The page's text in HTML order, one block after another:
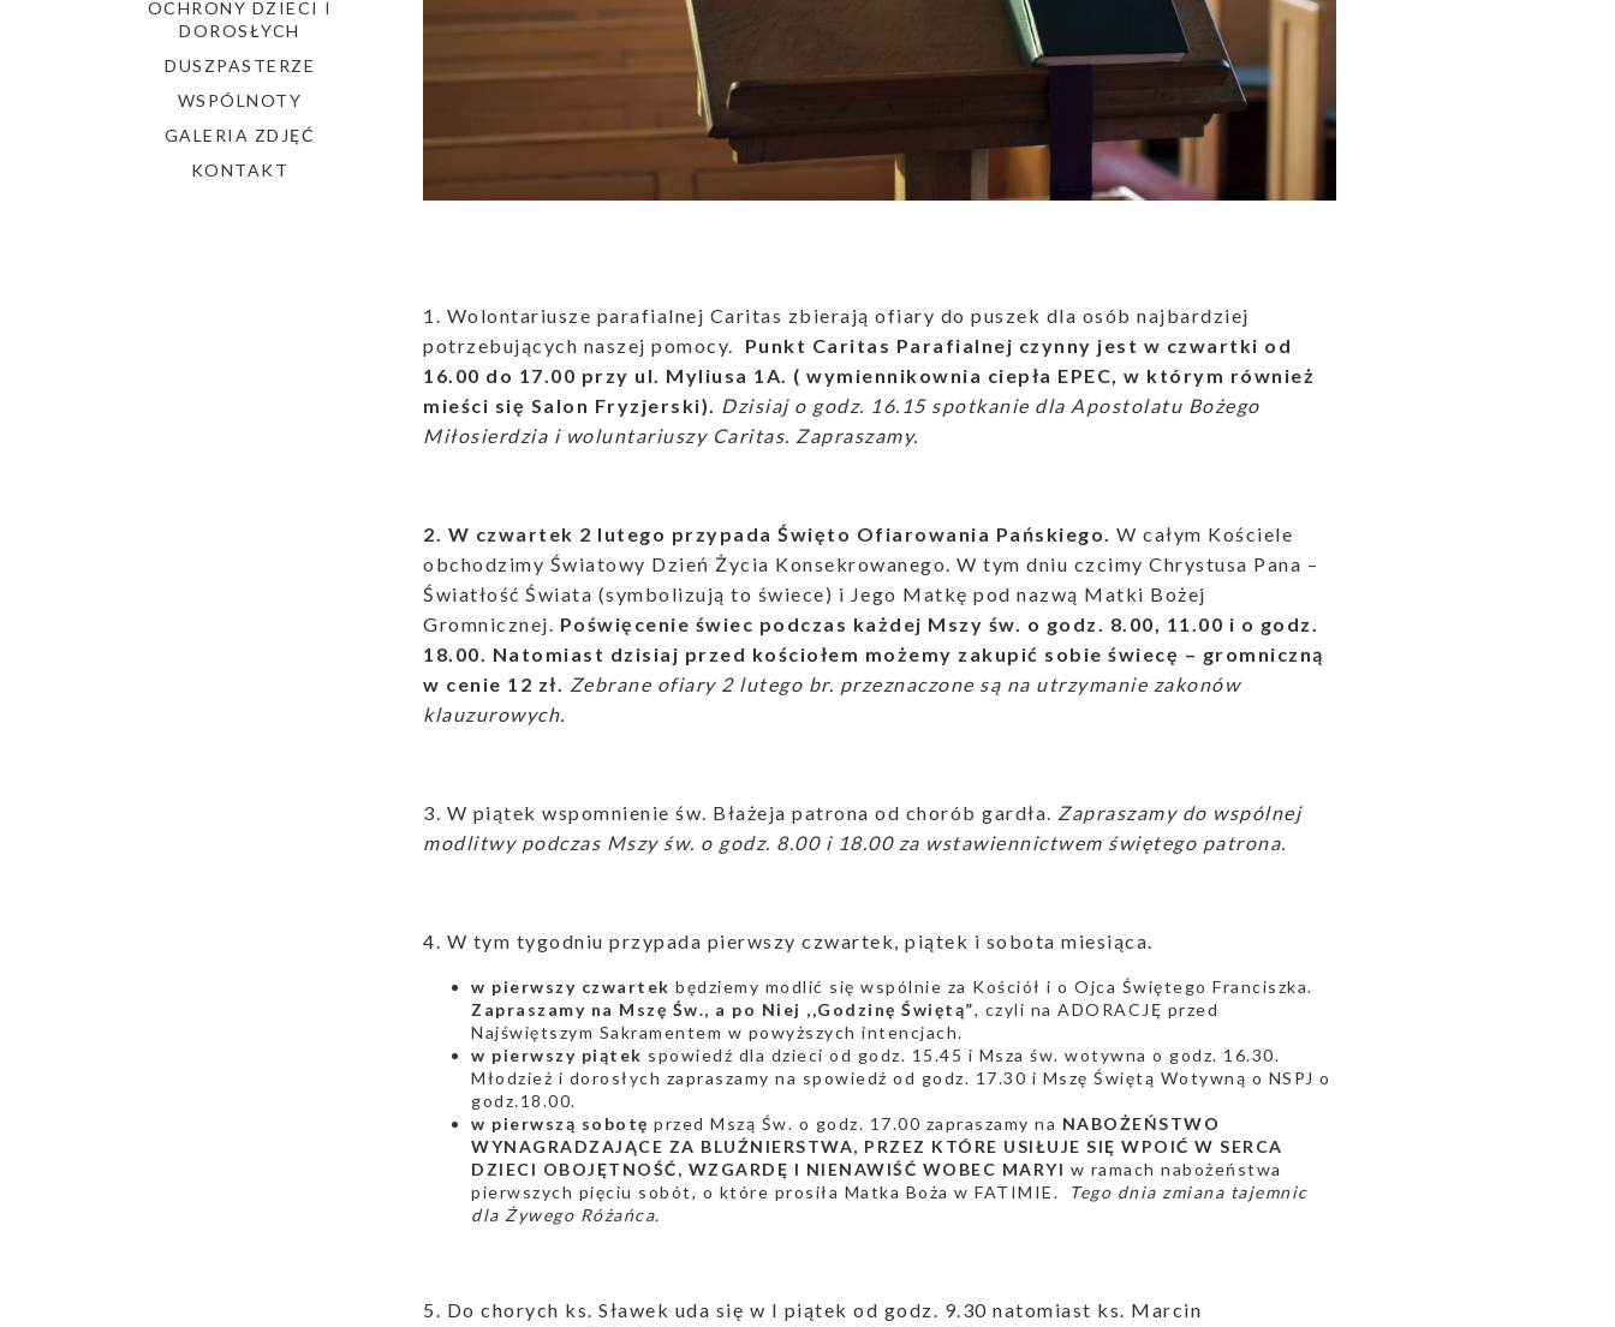
OCHRONY DZIECI I
DOROSŁYCH
DUSZPASTERZE
WSPÓLNOTY
GALERIA ZDJĘĆ
KONTAKT
1. Wolontariusze parafialnej Caritas zbierają ofiary do puszek dla osób najbardziej
potrzebujących naszej pomocy.
Punkt Caritas Parafialnej czynny jest w czwartki od
16.00 do 17.00 przy ul. Myliusa 1A. ( wymiennikownia ciepła EPEC, w którym również
mieści się Salon Fryzjerski). Dzisiaj o godz. 16.15 spotkanie dla Apostolatu Bożego
Miłosierdzia i woluntariuszy Caritas. Zapraszamy.
2. W czwartek 2 lutego przypada Święto Ofiarowania Pańskiego. W całym Kościele
obchodzimy Światowy Dzień Życia Konsekrowanego. W tym dniu czcimy Chrystusa Pana –
Światłość Świata (symbolizują to świece) i Jego Matkę pod nazwą Matki Bożej
Gromnicznej. Poświęcenie świec podczas każdej Mszy św. o godz. 8.00, 11.00 i o godz.
18.00. Natomiast dzisiaj przed kościołem możemy zakupić sobie świecę – gromniczną
w cenie 12 zł. Zebrane ofiary 2 lutego br. przeznaczone są na utrzymanie zakonów
klauzurowych.
3. W piątek wspomnienie św. Błażeja patrona od chorób gardła. Zapraszamy do wspólnej
modlitwy podczas Mszy św. o godz. 8.00 i 18.00 za wstawiennictwem świętego patrona.
4. W tym tygodniu przypada pierwszy czwartek, piątek i sobota miesiąca.
w pierwszy czwartek będziemy modlić się wspólnie za Kościół i o Ojca Świętego Franciszka.
Zapraszamy na Mszę Św., a po Niej ,,Godzinę Świętą”, czyli na ADORACJĘ przed
Najświętszym Sakramentem w powyższych intencjach.
w pierwszy piątek spowiedź dla dzieci od godz. 15.45 i Msza św. wotywna o godz. 16.30.
Młodzież i dorosłych zapraszamy na spowiedź od godz. 17.30 i Mszę Świętą Wotywną o NSPJ o
godz.18.00.
w pierwszą sobotę przed Mszą Św. o godz. 17.00 zapraszamy na NABOŻEŃSTWO
WYNAGRADZAJĄCE ZA BLUŹNIERSTWA, PRZEZ KTÓRE USIŁUJE SIĘ WPOIĆ W SERCA
DZIECI OBOJĘTNOŚĆ, WZGARDĘ I NIENAWIŚĆ WOBEC MARYI w ramach nabożeństwa
pierwszych pięciu sobót, o które prosiła Matka Boża w FATIMIE.
Tego dnia zmiana tajemnic
dla Żywego Różańca.
5. Do chorych ks. Sławek uda się w I piątek od godz. 9.30 natomiast ks. Marcin